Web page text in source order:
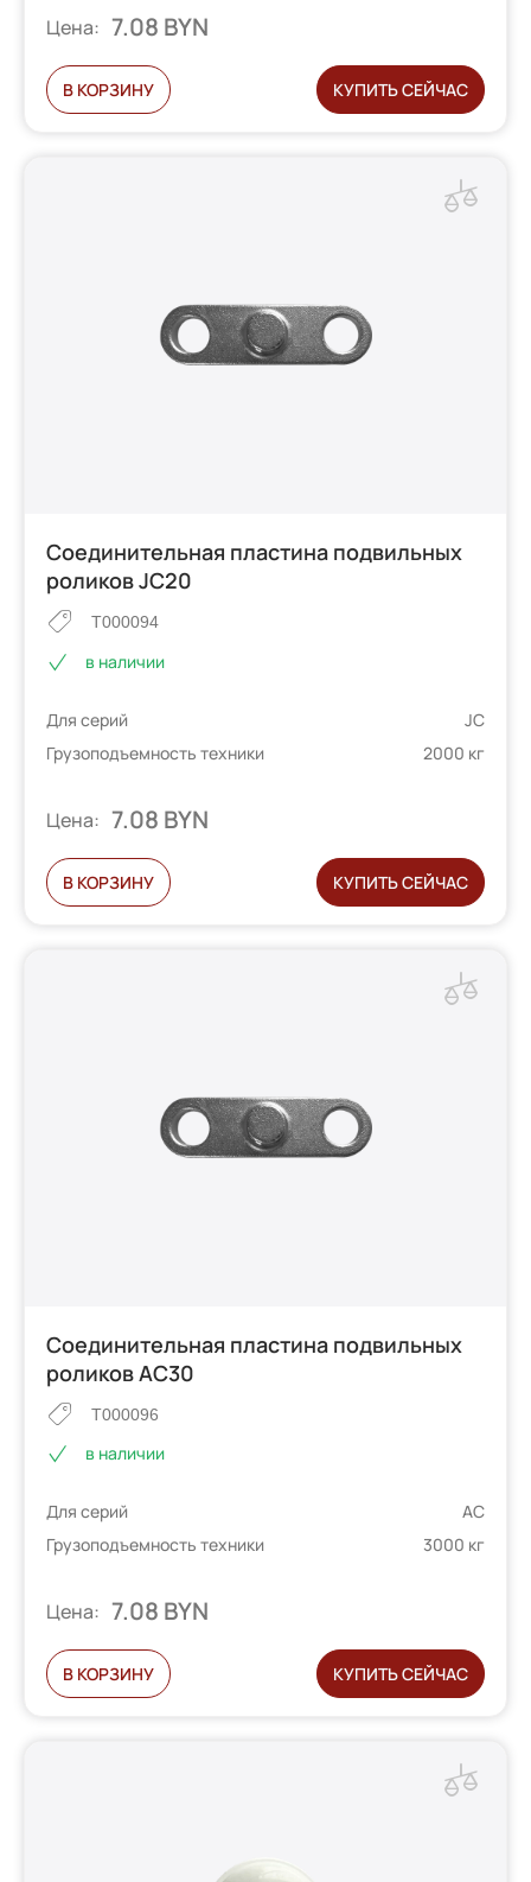
Цена: 7.08 BYN
В КОРЗИНУ КУПИТЬ СЕЙЧАС
Соединительная пластина подвильных
роликов JC20
T000094
в наличии
Для серий
JC
Грузоподъемность техники
2000 кг
Цена: 7.08 BYN
В КОРЗИНУ КУПИТЬ СЕЙЧАС
Соединительная пластина подвильных
роликов AC30
T000096
в наличии
Для серий
AC
Грузоподъемность техники
3000 кг
Цена: 7.08 BYN
В КОРЗИНУ КУПИТЬ СЕЙЧАС